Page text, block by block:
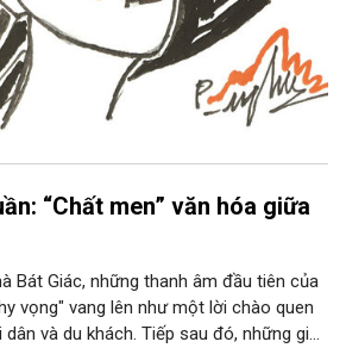
“Chất men” văn hóa giữa
Bát Giác, những thanh âm đầu tiên của
vọng" vang lên như một lời chào quen
và du khách. Tiếp sau đó, những giai